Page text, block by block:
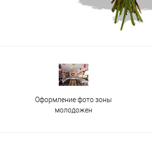
Оформление фото зоны
молодожен